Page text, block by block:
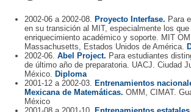
2002-06 a 2002-08. Proyecto Interfase. Para
en su transición al MIT, especialmente los
enriquecimiento académico y soporte. MIT
Massachusetts, Estados Unidos de América.
2002-06. Abel Project. Para estudiantes
de último año de preparatoria. UACJ. Ciudad
México. Diploma
2001-12 a 2002-03. Entrenamientos
Mexicana de Matemáticas. OMM, CIMAT.
México